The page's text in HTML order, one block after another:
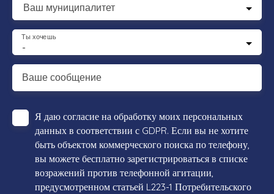
Ваш муниципалитет
-
Ты хочешь
Ваше сообщение
Я даю согласие на обработку моих персональных
данных в соответствии с GDPR. Если вы не хотите
быть объектом коммерческого поиска по телефону,
вы можете бесплатно зарегистрироваться в списке
возражений против телефонной агитации,
предусмотренном статьей L223-1 Потребительского